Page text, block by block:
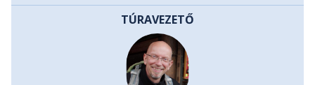
városát, a különleges hangulatú fővárost, amely egyszerre
modern és hagyományos. Kanyargós utcái, fürdőnegyede,
színes bazárjai és hangulatos kávézói a Kaukázus valódi
szívét tárják elénk. A programhoz tartozik a félsivatagban
megbúvó Davit Gareja barlangkolostor is, amely festett
sziklatemplomaival a korai kereszténység egyik fontos
TÚRAVEZETŐ